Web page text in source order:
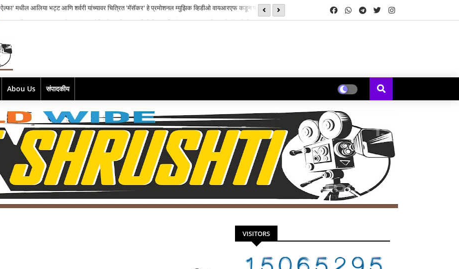
यश राज फिल्म्सकडून भारतातील स्वतंत्र संगीत क्षेत्रातील नव्या पिढीतील प्रतिभांना घडवण्यासाठी ‘राह रेकॉर्ड्स’ची सुरुवात ‘झिम्मा ३’च्या चित्रीकरणाला सुरुवात
Abou Us संपादकीय
VISITORS